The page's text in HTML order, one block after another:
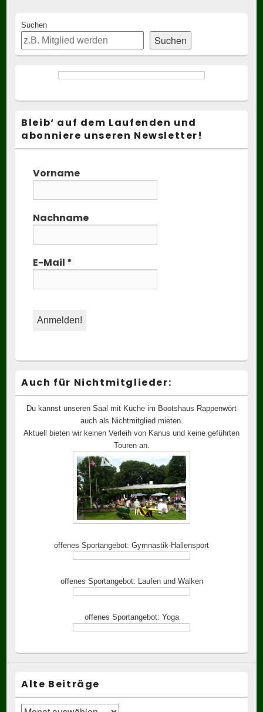
Sidebar
Widget
Area
Suchen
Suchen
Bleib‘ auf dem Laufenden und
abonniere unseren Newsletter!
Vorname
Nachname
E-Mail *
Auch für Nichtmitglieder:
Du kannst unseren Saal mit Küche im Bootshaus Rappenwört
auch als Nichtmitglied mieten.
Aktuell bieten wir keinen Verleih von Kanus und keine geführten
Touren an.
offenes Sportangebot: Gymnastik-Hallensport
offenes Sportangebot: Laufen und Walken
offenes Sportangebot: Yoga
Alte Beiträge
Alte